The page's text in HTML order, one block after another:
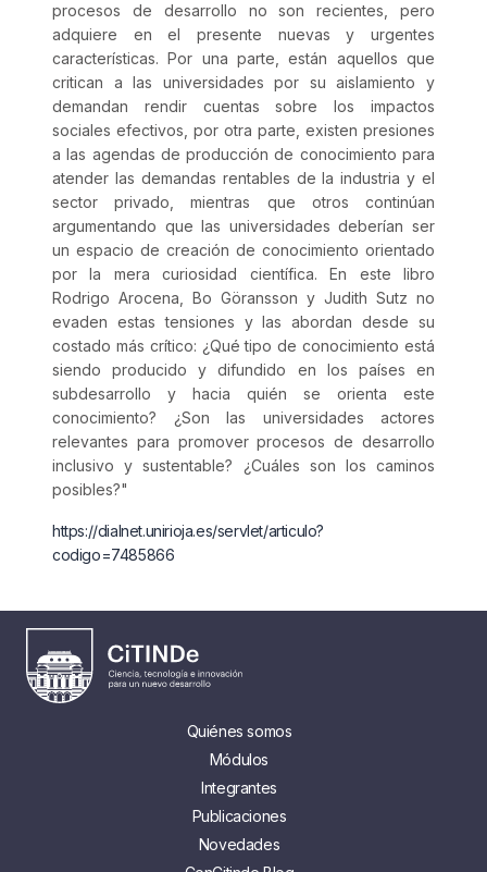
procesos de desarrollo no son recientes, pero
adquiere en el presente nuevas y urgentes
características. Por una parte, están aquellos que
critican a las universidades por su aislamiento y
demandan rendir cuentas sobre los impactos
sociales efectivos, por otra parte, existen presiones
a las agendas de producción de conocimiento para
atender las demandas rentables de la industria y el
sector privado, mientras que otros continúan
argumentando que las universidades deberían ser
un espacio de creación de conocimiento orientado
por la mera curiosidad científica. En este libro
Rodrigo Arocena, Bo Göransson y Judith Sutz no
evaden estas tensiones y las abordan desde su
costado más crítico: ¿Qué tipo de conocimiento está
siendo producido y difundido en los países en
subdesarrollo y hacia quién se orienta este
conocimiento? ¿Son las universidades actores
relevantes para promover procesos de desarrollo
inclusivo y sustentable? ¿Cuáles son los caminos
posibles?"
https://dialnet.unirioja.es/servlet/articulo?
codigo=7485866
Quiénes somos
Módulos
Integrantes
Publicaciones
Novedades